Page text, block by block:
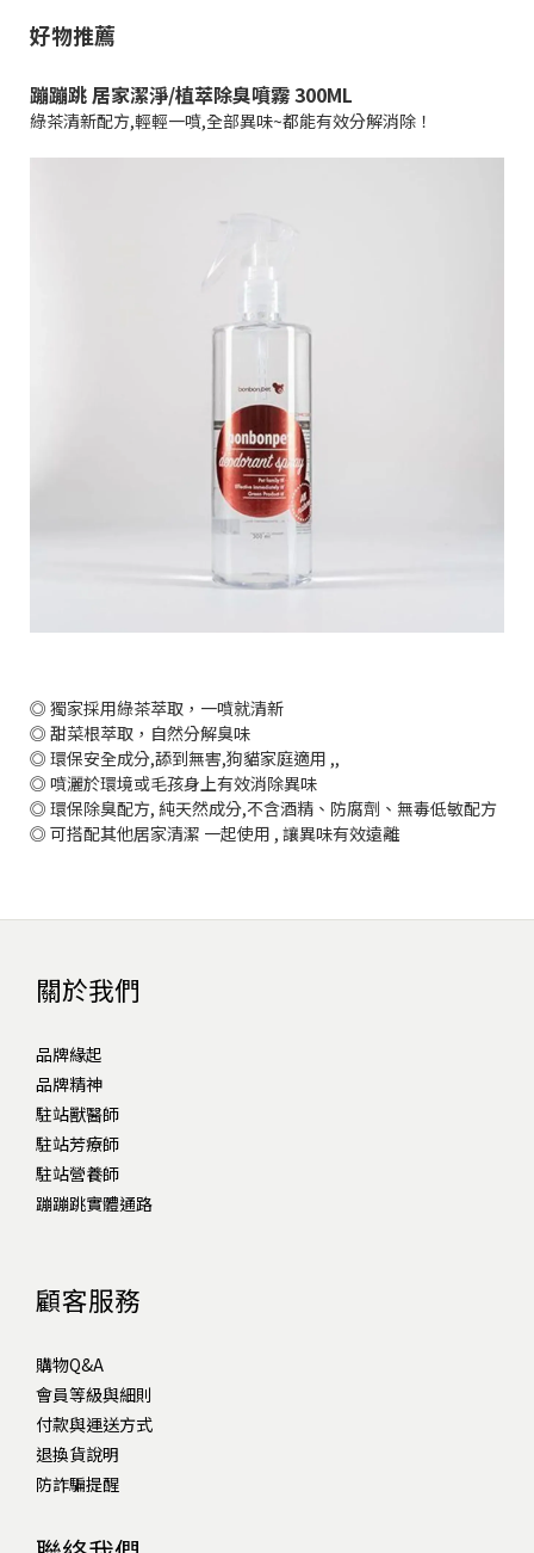
好物推薦
蹦蹦跳 居家潔淨/植萃除臭噴霧 300ML
綠茶清新配方,輕輕一噴,全部異味~都能有效分解消除！
◎ 獨家採用綠茶萃取，一噴就清新
◎ 甜菜根萃取，自然分解臭味
◎ 環保安全成分,舔到無害,狗貓家庭適用 ,,
◎ 噴灑於環境或毛孩身上有效消除異味
◎ 環保除臭配方, 純天然成分,不含酒精、防腐劑、無毒低敏配方
◎ 可搭配其他居家清潔 一起使用 , 讓異味有效遠離
關於我們
品牌緣起
品牌精神
駐站獸醫師
駐站芳療師
駐站營養師
蹦蹦跳實體通路
顧客服務
購物Q&A
會員等級與細則
付款與運送方式
退換貨說明
防詐騙提醒